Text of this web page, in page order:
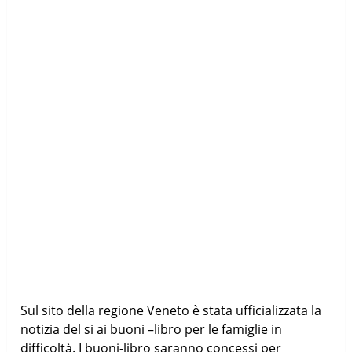
Sul sito della regione Veneto è stata ufficializzata la
notizia del si ai buoni –libro per le famiglie in
difficoltà. I buoni-libro saranno concessi per